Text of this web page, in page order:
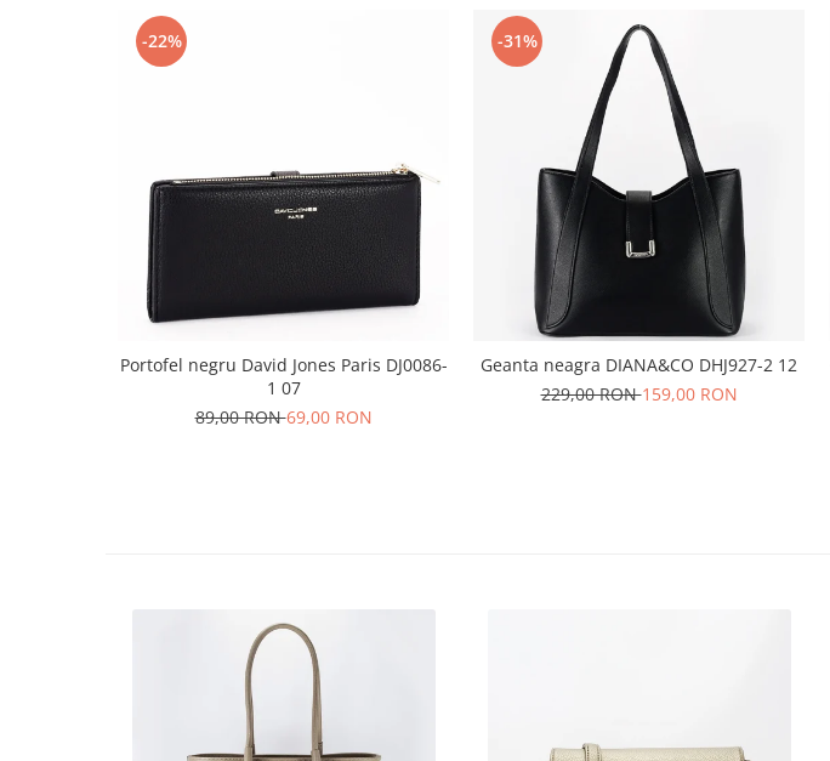
-22%
Portofel negru David Jones Paris DJ0086-
1 07
89,00 RON69,00 RON
-31%
Geanta neagra DIANA&CO DHJ927-2 12
229,00 RON159,00 RON